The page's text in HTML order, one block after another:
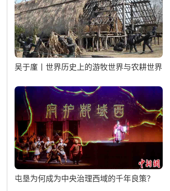
吴于廑丨世界历史上的游牧世界与农耕世界
屯垦为何成为中央治理西域的千年良策？